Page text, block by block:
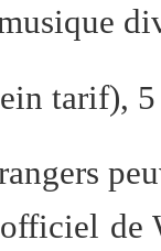
tarif),
de